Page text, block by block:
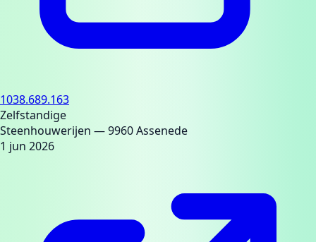
1038.689.163
Zelfstandige
Steenhouwerijen — 9960 Assenede
1 jun 2026